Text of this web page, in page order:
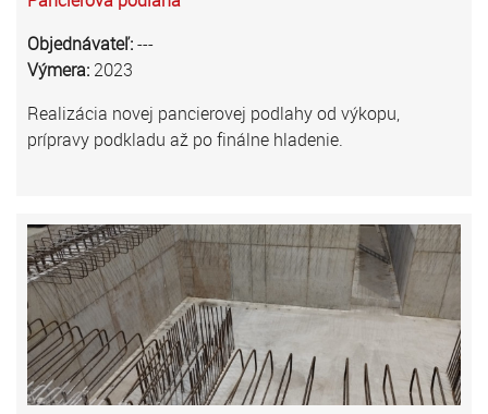
Objednávateľ:---
Výmera: 2023
Realizácia novej pancierovej podlahy od výkopu,
prípravy podkladu až po finálne hladenie.